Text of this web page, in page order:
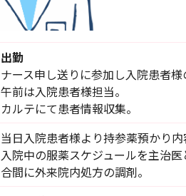
出勤
ナース申し送りに参加し入院患者様
午前は入院患者様担当。
カルテにて患者情報収集。
当日入院患者様より持参薬預かり内
入院中の服薬スケジュールを主治
合間に外来院内処方の調剤。